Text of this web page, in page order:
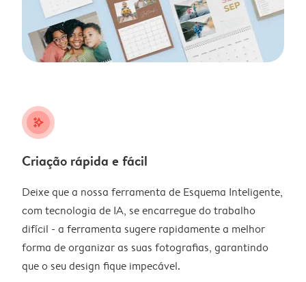
stars_plus
Criação rápida e fácil
Deixe que a nossa ferramenta de Esquema Inteligente,
com tecnologia de IA, se encarregue do trabalho
difícil - a ferramenta sugere rapidamente a melhor
forma de organizar as suas fotografias, garantindo
que o seu design fique impecável.